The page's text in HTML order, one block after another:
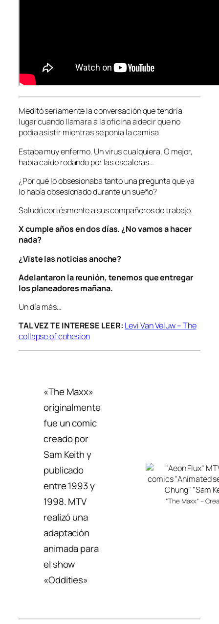
Meditó seriamente la conversación que tendría
lugar cuando llamara a la oficina a decir que no
podía asistir mientras se ponía la camisa.
Estaba muy enfermo. Un virus cualquiera. O mejor,
había caído rodando por las escaleras…
¿Por qué lo obsesionaba tanto una pregunta que ya
lo había obsesionado durante un sueño?
Saludó cortésmente a sus compañeros de trabajo.
X cumple años en dos días. ¿No vamos a hacer
nada?
¿Viste las noticias anoche?
Adelantaron la reunión, tenemos que entregar
los planeadores mañana.
Un día más…
TAL VEZ TE INTERESE LEER: Levi Van Veluw – The
collapse of cohesion
«The Maxx»
originalmente
fue un comic
creado por
Sam Keith y
publicado
entre 1993 y
1998. MTV
realizó una
adaptación
animada para
el show
«Oddities»
“The Maxx” –